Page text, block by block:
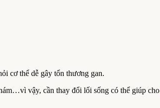
cơ thể dễ gây tổn thương gan.
vậy, cần thay đổi lối sống có thể giúp cho